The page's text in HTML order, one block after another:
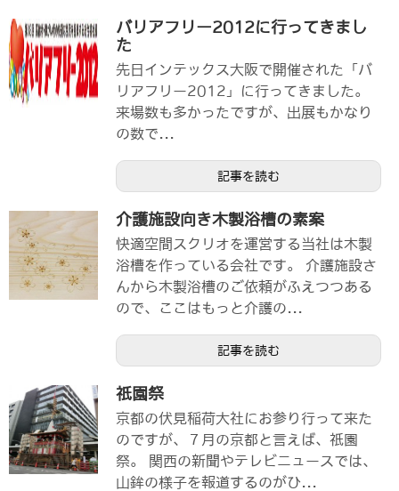
バリアフリー2012に行ってきまし
た
先日インテックス大阪で開催された「バ
リアフリー2012」に行ってきました。
来場数も多かったですが、出展もかなり
の数で...
記事を読む
介護施設向き木製浴槽の素案
快適空間スクリオを運営する当社は木製
浴槽を作っている会社です。 介護施設さ
んから木製浴槽のご依頼がふえつつある
ので、ここはもっと介護の...
記事を読む
祇園祭
京都の伏見稲荷大社にお参り行って来た
のですが、７月の京都と言えば、祇園
祭。 関西の新聞やテレビニュースでは、
山鉾の様子を報道するのがひ...